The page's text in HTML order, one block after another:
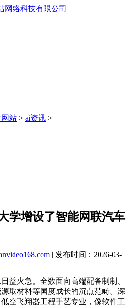
网站 > ai资讯 >
学增设了智能网联汽车
| 发布时间：2026-03-
火急。全数面向高端配备制制、
取材料等国度成长的沉点范畴。深
空飞翔器工程手艺专业，像软件工